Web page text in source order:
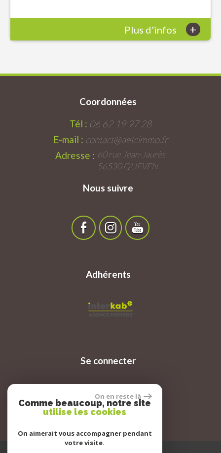
Plus d'infos +
Coordonnées
Tél : 06 62 19 97 28
E-mail : contact@aetcimmo.fr
Adresse : 60 rue Jean-Jaurès
56530 QUEVEN
Nous suivre
Adhérents
Se connecter
Espace propriétaire
On en reste là
Comme beaucoup, notre site
utilise les cookies
On aimerait vous accompagner pendant
votre visite.